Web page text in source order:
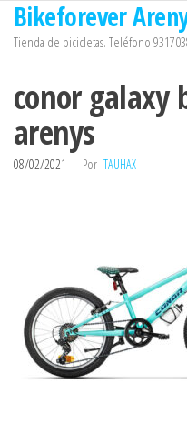
Saltar
contenido
Bikeforever
Tienda de bicicletas. Teléfono
conor galaxy
arenys
08/02/2021 Por TAUHAX